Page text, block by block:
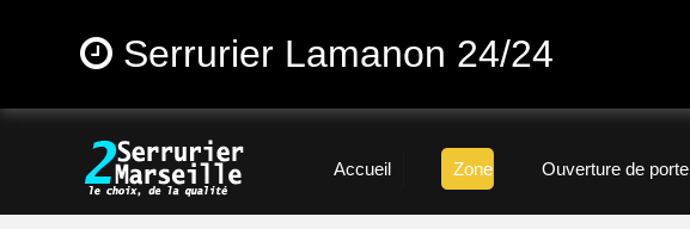
Serrurier Lamanon 24/24
Accueil Zone Ouverture de porte